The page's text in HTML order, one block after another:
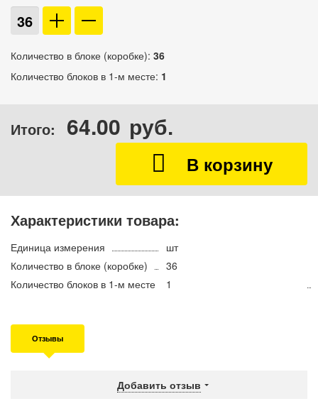
Количество в блоке (коробке): 36
Количество блоков в 1-м месте: 1
Итого: 64.00 руб.
Характеристики товара:
Единица измерения
шт
Количество в блоке (коробке)
36
Количество блоков в 1-м месте
1
Отзывы
Добавить отзыв